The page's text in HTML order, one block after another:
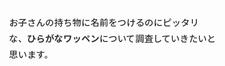
ココネシャンプー詰
め替えはどこで売っ
お子さんの持ち物に名前をつけるのにピッタリ
な、 ひらがなワッペンについて調査していきたいと
思います。